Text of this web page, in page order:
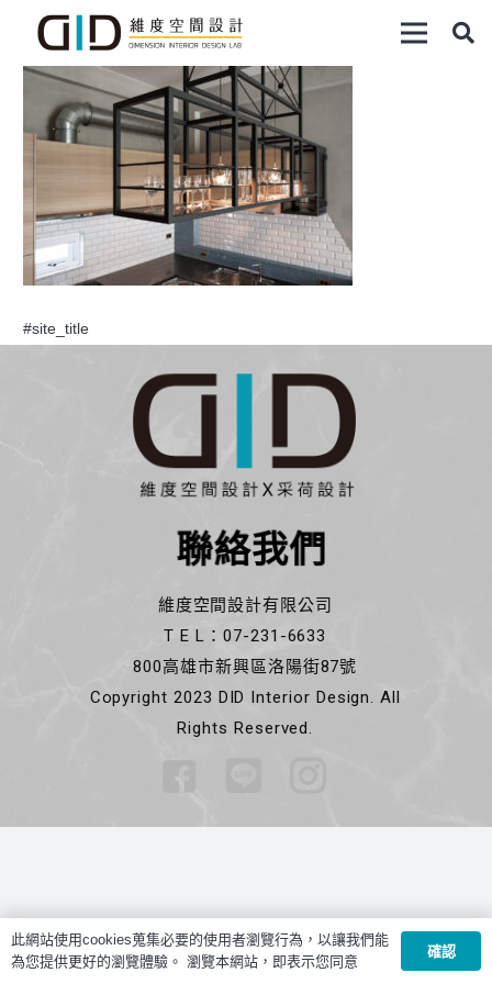
#site_title
聯絡我們
維度空間設計有限公司
T E L：07-231-6633
800高雄市新興區洛陽街87號
Copyright 2023 DID Interior Design. All
Rights Reserved.
此網站使用cookies蒐集必要的使用者瀏覽行為，以讓我們能
為您提供更好的瀏覽體驗。 瀏覽本網站，即表示您同意
確認